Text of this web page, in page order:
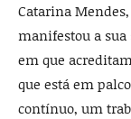
Catarina
manifestou a sua
em que
que está em
contínuo, um